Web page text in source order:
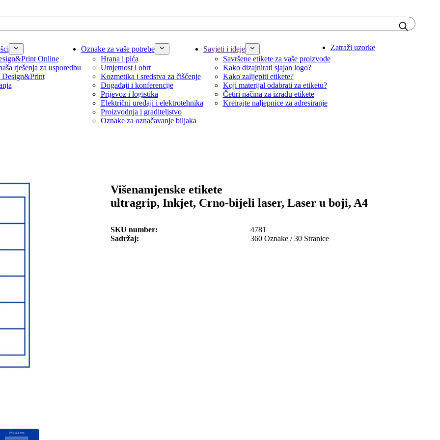
Online
rješenja za usporedbu
Design&Print
Oznake za vaše potrebe
Hrana i pića
Umjetnost i obrt
Kozmetika i sredstva za čišćenje
Događaji i konferencije
Prijevoz i logistika
Električni uređaji i elektrotehnika
Proizvodnja i graditeljstvo
Oznake za označavanje biljaka
Savjeti i ideje
Savršene etikete za vaše proizvode
Kako dizajnirati sjajan logo?
Kako zalijepiti etikete?
Koji materijal odabrati za etiketu?
Četiri načina za izradu etikete
Kreirajte naljepnice za adresiranje
Zatraži uzorke
Višenamjenske etikete
ultragrip, Inkjet, Crno-bijeli laser, Laser u boji, A4
SKU number
4781
Sadržaj
360 Oznake / 30 Stranice